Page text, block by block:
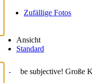
Zufällige Fotos
Ansicht
Standard
be subjective! Große